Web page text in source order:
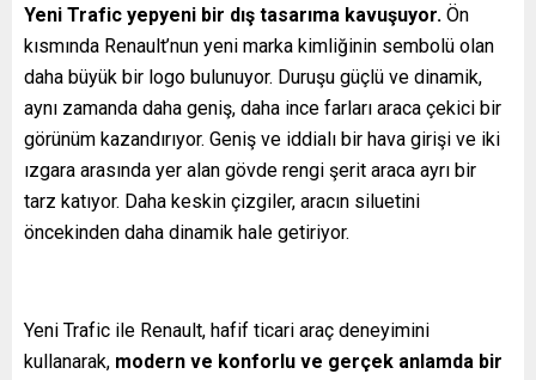
Yeni Trafic yepyeni bir dış tasarıma kavuşuyor. Ön
kısmında Renault’nun yeni marka kimliğinin sembolü olan
daha büyük bir logo bulunuyor. Duruşu güçlü ve dinamik,
aynı zamanda daha geniş, daha ince farları araca çekici bir
görünüm kazandırıyor. Geniş ve iddialı bir hava girişi ve iki
ızgara arasında yer alan gövde rengi şerit araca ayrı bir
tarz katıyor. Daha keskin çizgiler, aracın siluetini
öncekinden daha dinamik hale getiriyor.
Yeni Trafic ile Renault, hafif ticari araç deneyimini
kullanarak, modern ve konforlu ve gerçek anlamda bir